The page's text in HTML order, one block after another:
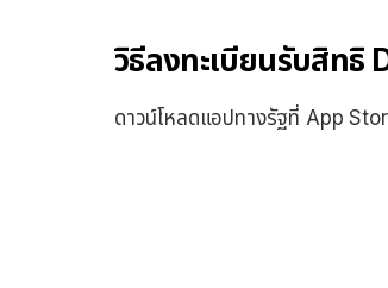
วิธีลงทะเบียนรับสิทธิ
ดาวน์โหลดแอปทางรัฐที่ App